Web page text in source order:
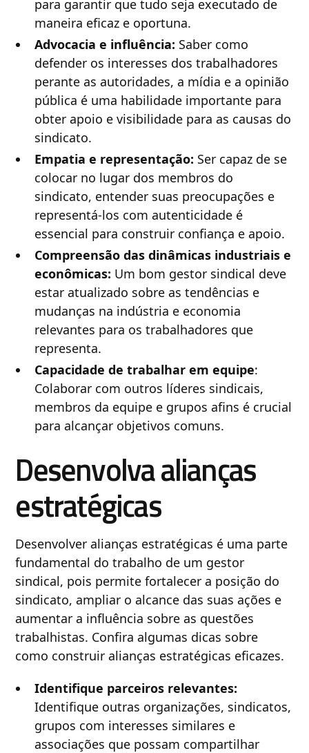
para garantir que tudo seja executado de
maneira eficaz e oportuna.
Advocacia e influência: Saber como
defender os interesses dos trabalhadores
perante as autoridades, a mídia e a opinião
pública é uma habilidade importante para
obter apoio e visibilidade para as causas do
sindicato.
Empatia e representação: Ser capaz de se
colocar no lugar dos membros do
sindicato, entender suas preocupações e
representá-los com autenticidade é
essencial para construir confiança e apoio.
Compreensão das dinâmicas industriais e
econômicas: Um bom gestor sindical deve
estar atualizado sobre as tendências e
mudanças na indústria e economia
relevantes para os trabalhadores que
representa.
Capacidade de trabalhar em equipe:
Colaborar com outros líderes sindicais,
membros da equipe e grupos afins é crucial
para alcançar objetivos comuns.
Desenvolva alianças
estratégicas
Desenvolver alianças estratégicas é uma parte
fundamental do trabalho de um gestor
sindical, pois permite fortalecer a posição do
sindicato, ampliar o alcance das suas ações e
aumentar a influência sobre as questões
trabalhistas. Confira algumas dicas sobre
como construir alianças estratégicas eficazes.
Identifique parceiros relevantes:
Identifique outras organizações, sindicatos,
grupos com interesses similares e
associações que possam compartilhar